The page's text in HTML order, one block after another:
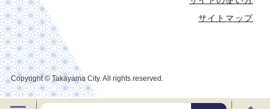
サイトマップ
Copyright © Takayama City. All rights reserved.